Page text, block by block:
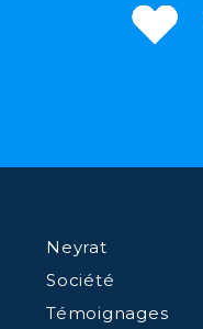
Neyrat
Société
Témoignages